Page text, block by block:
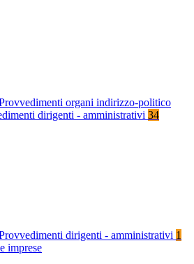
organi indirizzo-politico
dirigenti - amministrativi 34
dirigenti - amministrativi 1
imprese